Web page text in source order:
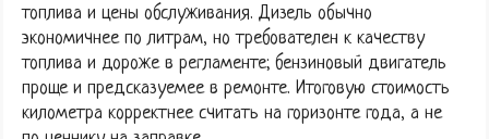
топлива и цены обслуживания. Дизель обычно
экономичнее по литрам, но требователен к качеству
топлива и дороже в регламенте; бензиновый двигатель
проще и предсказуемее в ремонте. Итоговую стоимость
километра корректнее считать на горизонте года, а не